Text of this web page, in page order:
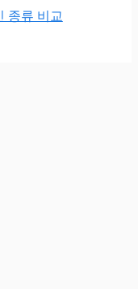
종류 비교